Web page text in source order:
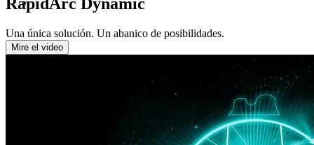
...
Una única solución. Un abanico de posibilidades.
Mire el video